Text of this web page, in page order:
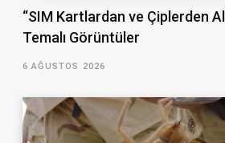
“SIM Kartlardan ve Çiplerden
Temalı Görüntüler
6 AĞUSTOS 2026